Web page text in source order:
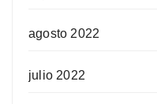
agosto 2022
julio 2022